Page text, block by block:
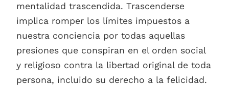
mentalidad trascendida. Trascenderse
implica romper los límites impuestos a
nuestra conciencia por todas aquellas
presiones que conspiran en el orden social
y religioso contra la libertad original de toda
persona, incluido su derecho a la felicidad.